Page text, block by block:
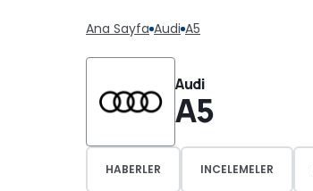
Ana Sayfa Audi A5
Audi
A5
HABERLER INCELEMELER